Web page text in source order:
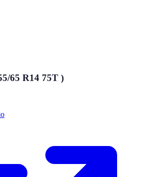
65 R14 75T )